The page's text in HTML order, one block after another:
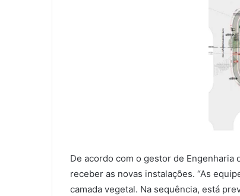
De acordo com o gestor de
receber as novas instalações. “As
camada vegetal. Na sequência, está